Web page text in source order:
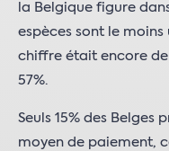
la Belgique figure
espèces sont le moins
chiffre était encore de
57%.
Seuls 15% des Belges
moyen de paiement,